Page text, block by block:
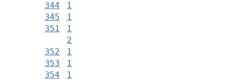
344
1
345
1
351
1
2
352
1
353
1
354
1